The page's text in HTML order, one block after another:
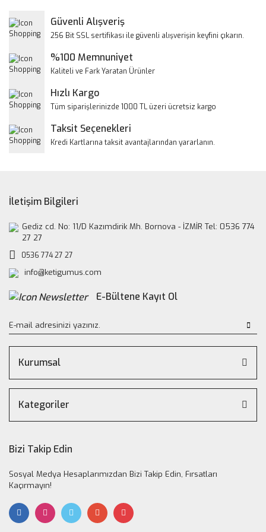
Yorum Yaz
Ürün resmi kalitesiz, bozuk veya görüntülenemiyor.
Ürün bilgilerinde hatalar bulunuyor.
Bu ürüne benzer farklı alternatifler olmalı.
Güvenli Alışveriş
256 Bit SSL sertifikası ile güvenli alışverişin keyfini çıkarın.
%100 Memnuniyet
Kaliteli ve Fark Yaratan Ürünler
Hızlı Kargo
Tüm siparişlerinizde 1000 TL üzeri ücretsiz kargo
Taksit Seçenekleri
Kredi Kartlarına taksit avantajlarından yararlanın.
İletişim Bilgileri
Gediz cd. No: 11/D Kazımdirik Mh. Bornova - İZMİR Tel: 0536 774
27 27
0536 774 27 27
info@ketigumus.com
E-Bültene Kayıt Ol
Kurumsal
Kategoriler
Bizi Takip Edin
Sosyal Medya Hesaplarımızdan Bizi Takip Edin, Fırsatları
Kaçırmayın!